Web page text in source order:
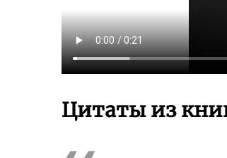
Цитаты из